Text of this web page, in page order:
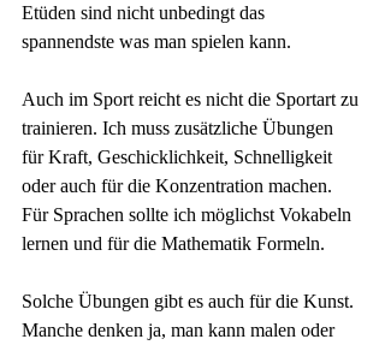
Etüden sind nicht unbedingt das
spannendste was man spielen kann.
Auch im Sport reicht es nicht die Sportart zu
trainieren. Ich muss zusätzliche Übungen
für Kraft, Geschicklichkeit, Schnelligkeit
oder auch für die Konzentration machen.
Für Sprachen sollte ich möglichst Vokabeln
lernen und für die Mathematik Formeln.
Solche Übungen gibt es auch für die Kunst.
Manche denken ja, man kann malen oder